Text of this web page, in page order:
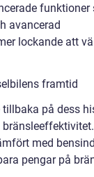
funktioner
avancerad
lockande att
framtid
på dess
bränsleeffektivitet.
med
pengar på